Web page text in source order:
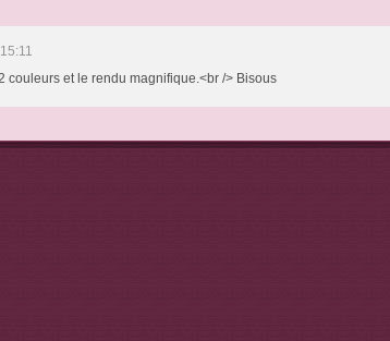
couleurs et le rendu magnifique.<br /> Bisous